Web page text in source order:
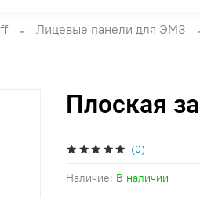
Лицевые панели для ЭМЗ
(0)
Наличие: В наличии
Плоская